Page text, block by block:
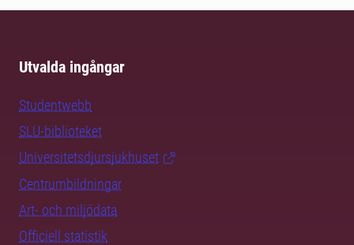
Utvalda ingångar
Studentwebb
SLU-biblioteket
Universitetsdjursjukhuset
Centrumbildningar
Art- och miljödata
Officiell statistik